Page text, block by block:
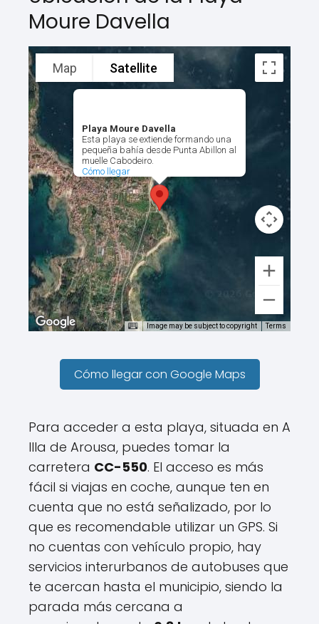
Moure Davella
Playa Moure Davella
Esta playa se extiende formando una
pequeña bahía desde Punta Abillon al
muelle Cabodeiro.
Cómo llegar
Map Satellite
Image may be subject to copyright Terms
Cómo llegar con Google Maps
Para acceder a esta playa, situada en A
Illa de Arousa, puedes tomar la
carretera CC-550. El acceso es más
fácil si viajas en coche, aunque ten en
cuenta que no está señalizado, por lo
que es recomendable utilizar un GPS. Si
no cuentas con vehículo propio, hay
servicios interurbanos de autobuses que
te acercan hasta el municipio, siendo la
parada más cercana a